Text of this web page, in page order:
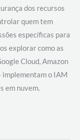
dos recursos
quem tem
específicas para
explorar como as
Cloud, Amazon
implementam o IAM
em nuvem.